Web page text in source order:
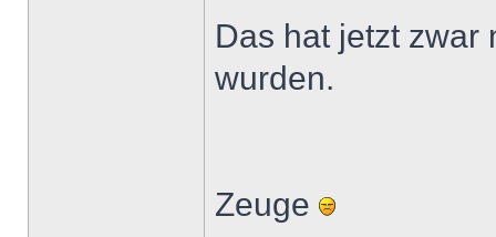
Das hat jetzt zwar
wurden.
Zeuge